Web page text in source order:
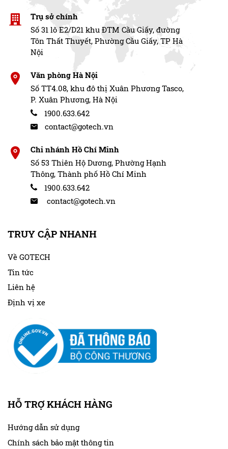
Trụ sở chính
Số 31 lô E2/D21 khu ĐTM Cầu Giấy, đường
Tôn Thất Thuyết, Phường Cầu Giấy, TP Hà
Nội
Văn phòng Hà Nội
Số TT4.08, khu đô thị Xuân Phương Tasco,
P. Xuân Phương, Hà Nội
1900.633.642
contact@gotech.vn
Chi nhánh Hồ Chí Minh
Số 53 Thiên Hộ Dương, Phường Hạnh
Thông, Thành phố Hồ Chí Minh
1900.633.642
contact@gotech.vn
TRUY CẬP NHANH
Về GOTECH
Tin tức
Liên hệ
Định vị xe
HỖ TRỢ KHÁCH HÀNG
Hướng dẫn sử dụng
Chính sách bảo mật thông tin